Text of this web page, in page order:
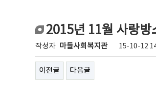
2015년 11월 사랑방
작성자 마들사회복지관 15-10-12
이전글 다음글